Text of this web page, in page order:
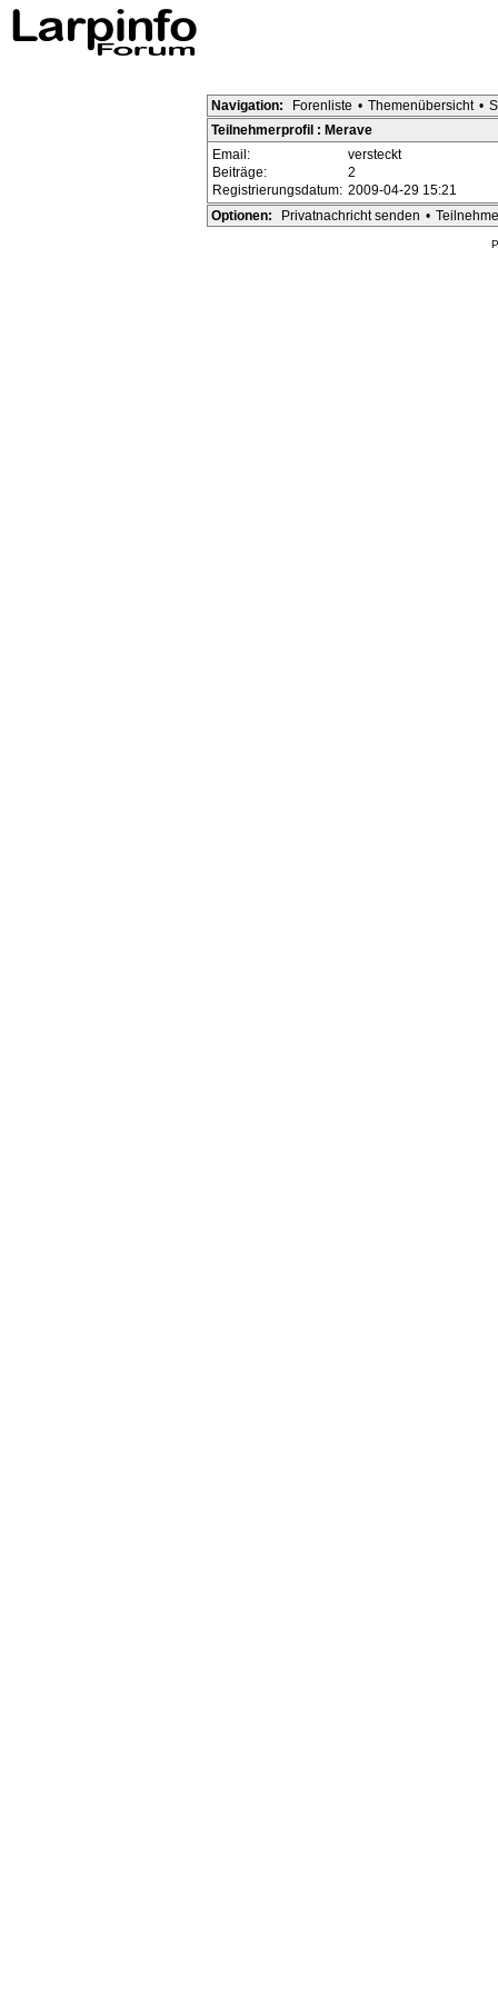
Navigation: Forenliste • Themenübersicht •
Teilnehmerprofil : Merave
Email:
versteckt
Beiträge:
2
Registrierungsdatum: 2009-04-29 15:21
Optionen:
Privatnachricht senden •